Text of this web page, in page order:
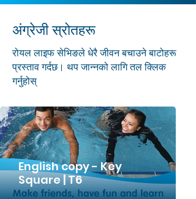
अंग्रेजी स्रोतहरू
रोयल लाइफ सेभिङले धेरै जीवन बचाउने बाटोहरू
प्रस्ताव गर्दछ। थप जान्नको लागि तल क्लिक
गर्नुहोस्
English copy - Key
Square | T6